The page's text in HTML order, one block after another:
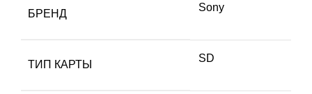
БРЕНД
Sony
ТИП КАРТЫ
SD